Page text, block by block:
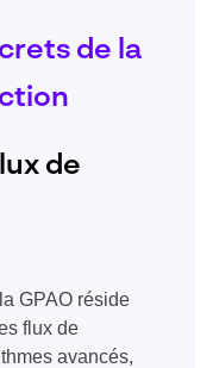
de la
de
GPAO réside
flux de
avancés,